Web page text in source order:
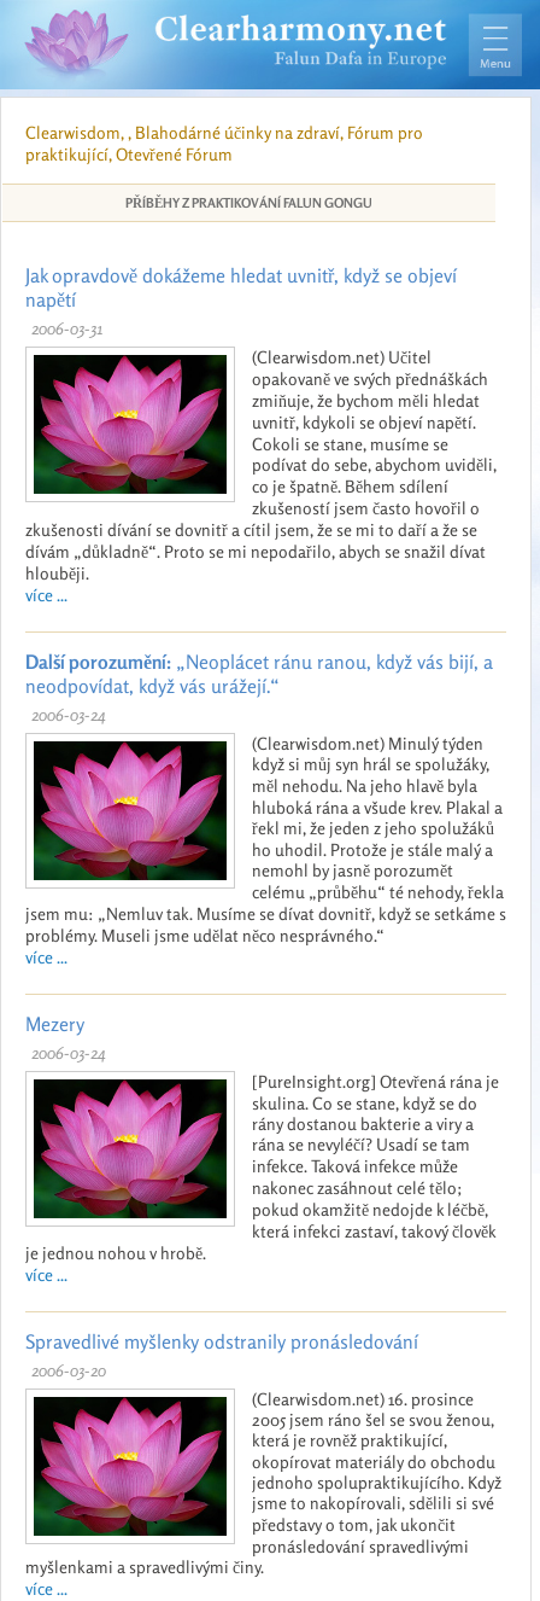
Clearwisdom, , Blahodárné účinky na zdraví, Fórum pro
praktikující, Otevřené Fórum
PŘÍBĚHY Z PRAKTIKOVÁNÍ FALUN GONGU
Jak opravdově dokážeme hledat uvnitř, když se objeví
napětí
2006-03-31
(Clearwisdom.net) Učitel
opakovaně ve svých přednáškách
zmiňuje, že bychom měli hledat
uvnitř, kdykoli se objeví napětí.
Cokoli se stane, musíme se
podívat do sebe, abychom uviděli,
co je špatně. Během sdílení
zkušeností jsem často hovořil o
zkušenosti dívání se dovnitř a cítil jsem, že se mi to daří a že se
dívám „důkladně“. Proto se mi nepodařilo, abych se snažil dívat
hlouběji.
více ...
Další porozumění: „Neoplácet ránu ranou, když vás bijí, a
neodpovídat, když vás urážejí.“
2006-03-24
(Clearwisdom.net) Minulý týden
když si můj syn hrál se spolužáky,
měl nehodu. Na jeho hlavě byla
hluboká rána a všude krev. Plakal a
řekl mi, že jeden z jeho spolužáků
ho uhodil. Protože je stále malý a
nemohl by jasně porozumět
celému „průběhu“ té nehody, řekla
jsem mu: „Nemluv tak. Musíme se dívat dovnitř, když se setkáme s
problémy. Museli jsme udělat něco nesprávného.“
více ...
Mezery
2006-03-24
[PureInsight.org] Otevřená rána je
skulina. Co se stane, když se do
rány dostanou bakterie a viry a
rána se nevyléčí? Usadí se tam
infekce. Taková infekce může
nakonec zasáhnout celé tělo;
pokud okamžitě nedojde k léčbě,
která infekci zastaví, takový člověk
je jednou nohou v hrobě.
více ...
Spravedlivé myšlenky odstranily pronásledování
2006-03-20
(Clearwisdom.net) 16. prosince
2005 jsem ráno šel se svou ženou,
která je rovněž praktikující,
okopírovat materiály do obchodu
jednoho spolupraktikujícího. Když
jsme to nakopírovali, sdělili si své
představy o tom, jak ukončit
pronásledování spravedlivými
myšlenkami a spravedlivými činy.
více ...